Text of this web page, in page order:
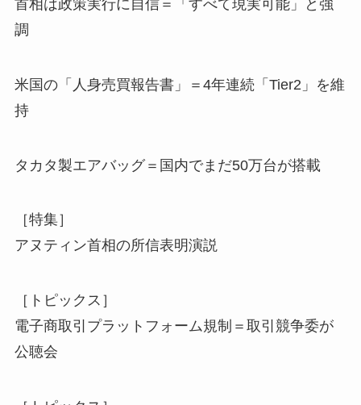
首相は政策実行に自信＝「すべて現実可能」と強
調
米国の「人身売買報告書」＝4年連続「Tier2」を維
持
タカタ製エアバッグ＝国内でまだ50万台が搭載
［特集］
アヌティン首相の所信表明演説
［トピックス］
電子商取引プラットフォーム規制＝取引競争委が
公聴会